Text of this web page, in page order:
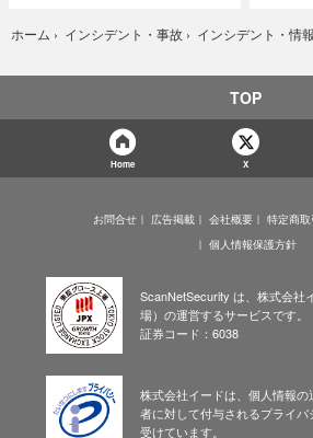
ホーム › インシデント・事故 › インシデント・情
TOP
Home X
お問合せ 広告掲載 会社概要
特定商
個人情報保護方針
ScanNetSecurity は、株式会社
場）の運営するサービスです。
証券コード：6038
株式会社イードは、個人情報
者に対して付与されるプライ
受けています。